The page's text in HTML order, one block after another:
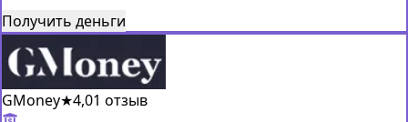
Получить деньги
GMoney★4,01 отзыв